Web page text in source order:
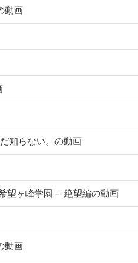
動画
知らない。の動画
望ヶ峰学園－ 絶望編の動画
動画